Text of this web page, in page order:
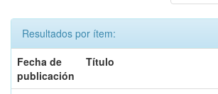
Resultados por ítem:
Fecha de
publicación
Título